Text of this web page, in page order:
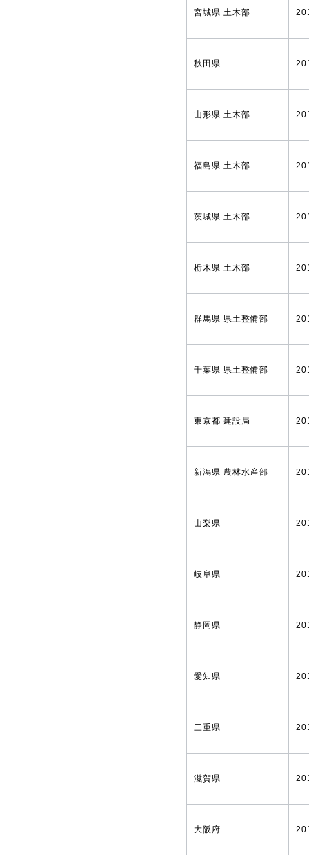
宮城県 土木部
秋田県
山形県 土木部
福島県 土木部
茨城県 土木部
栃木県 土木部
群馬県 県土整備部
千葉県 県土整備部
東京都 建設局
新潟県 農林水産部
山梨県
岐阜県
静岡県
愛知県
三重県
滋賀県
大阪府